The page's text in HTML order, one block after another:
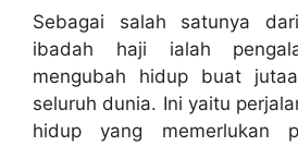
Sebagai salah satunya
ibadah haji ialah
mengubah hidup buat
seluruh dunia. Ini yaitu
hidup yang memerlukan